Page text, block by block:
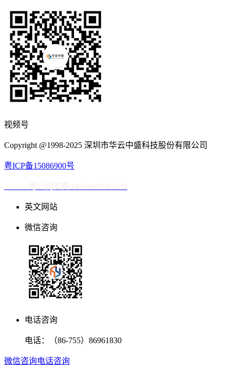
视频号
Copyright @1998-2025 深圳市华云中盛科技股份有限公司
粤ICP备15086900号
英文网站
微信咨询
电话咨询
电话： （86-755）86961830
微信咨询电话咨询